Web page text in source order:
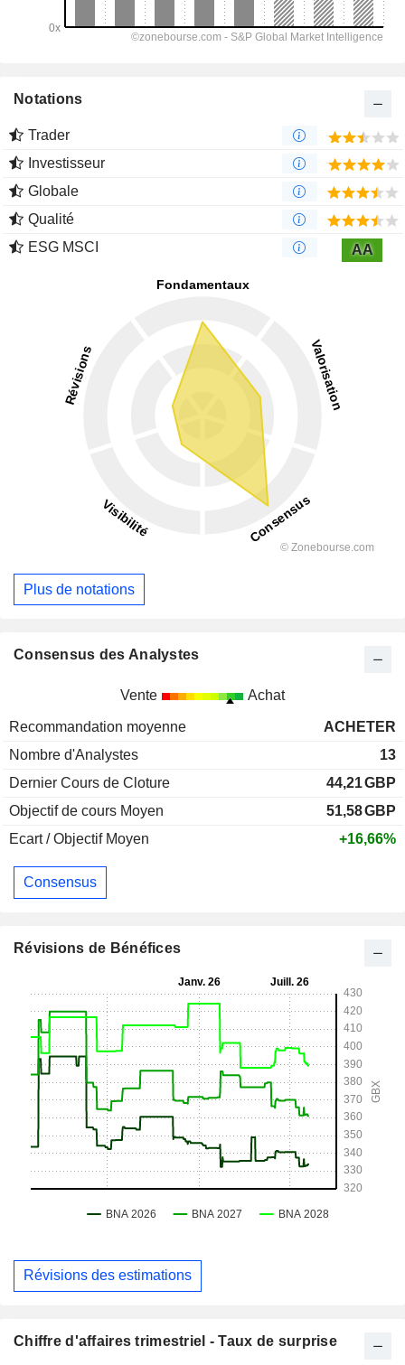
Notations
Trader
Investisseur
Globale
Qualité
ESG MSCI
AA
Plus de notations
Consensus des Analystes
Vente Achat
Recommandation moyenne
ACHETER
Nombre d'Analystes
13
Dernier Cours de Cloture
44,21GBP
Objectif de cours Moyen
51,58GBP
Ecart / Objectif Moyen
+16,66%
Consensus
Révisions de Bénéfices
Révisions des estimations
Chiffre d'affaires trimestriel - Taux de surprise